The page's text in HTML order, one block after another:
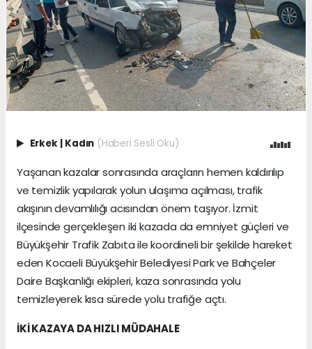
Erkek | Kadın (Haberi Sesli Oku)
Yaşanan kazalar sonrasında araçların hemen kaldırılıp
ve temizlik yapılarak yolun ulaşıma açılması, trafik
akışının devamlılığı acısından önem taşıyor. İzmit
ilçesinde gerçekleşen iki kazada da emniyet güçleri ve
Büyükşehir Trafik Zabıta ile koordineli bir şekilde hareket
eden Kocaeli Büyükşehir Belediyesi Park ve Bahçeler
Daire Başkanlığı ekipleri, kaza sonrasında yolu
temizleyerek kısa sürede yolu trafiğe açtı.
İKİ KAZAYA DA HIZLI MÜDAHALE